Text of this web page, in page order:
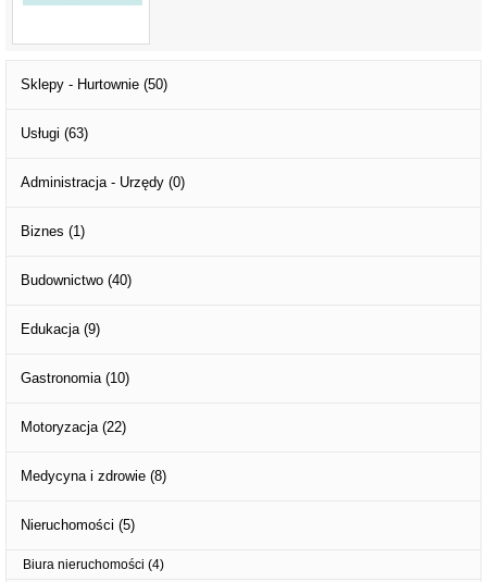
Sklepy - Hurtownie (50)
Usługi (63)
Administracja - Urzędy (0)
Biznes (1)
Budownictwo (40)
Edukacja (9)
Gastronomia (10)
Motoryzacja (22)
Medycyna i zdrowie (8)
Nieruchomości (5)
Biura nieruchomości (4)